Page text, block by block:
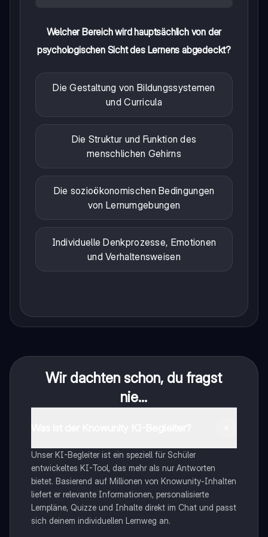
Welcher Bereich wird hauptsächlich von der
psychologischen Sicht des Lernens abgedeckt?
Die Gestaltung von Bildungssystemen
und Curricula
Die Struktur und Funktion des
menschlichen Gehirns
Die sozioökonomischen Bedingungen
von Lernumgebungen
Individuelle Denkprozesse, Emotionen
und Verhaltensweisen
Wir dachten schon, du fragst
nie...
Unser KI-Begleiter ist ein speziell für Schüler
entwickeltes KI-Tool, das mehr als nur Antworten
bietet. Basierend auf Millionen von Knowunity-Inhalten
liefert er relevante Informationen, personalisierte
Lernpläne, Quizze und Inhalte direkt im Chat und passt
sich deinem individuellen Lernweg an.